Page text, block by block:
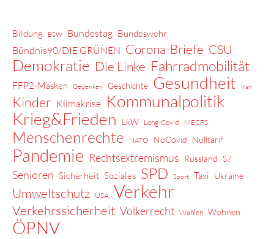
Bildung BSW Bundestag Bundeswehr
Bündnis90/DIE GRÜNEN Corona-Briefe CSU
Demokratie Die Linke Fahrradmobilität
FFP2-Masken Gedenken Geschichte Gesundheit Iran
Kinder Klimakrise Kommunalpolitik
Krieg&Frieden
LkW Long-Covid MECFS
Menschenrechte NATO NoCovid Nulltarif
Pandemie Rechtsextremismus Russland S7
Senioren Sicherheit Soziales SPD Sport Taxi Ukraine
Umweltschutz USA Verkehr
Verkehrssicherheit Völkerrecht Wahlen Wohnen
ÖPNV